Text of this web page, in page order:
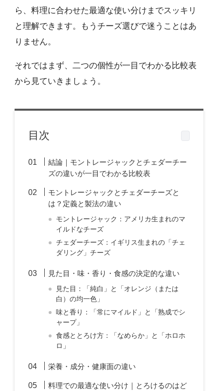
ら、料理に合わせた最適な使い分けまでスッキリ
と理解できます。もうチーズ選びで迷うことはあ
りません。
それではまず、二つの個性が一目でわかる比較表
から見ていきましょう。
目次
結論｜モントレージャックとチェダーチー
ズの違いが一目でわかる比較表
モントレージャックとチェダーチーズと
は？定義と製法の違い
モントレージャック：アメリカ生まれのマ
イルドなチーズ
チェダーチーズ：イギリス生まれの「チェ
ダリング」チーズ
見た目・味・香り・食感の決定的な違い
見た目：「純白」と「オレンジ（または
白）の均一色」
味と香り：「常にマイルド」と「熟成でシ
ャープ」
食感ととろけ方：「なめらか」と「ホロホ
ロ」
栄養・成分・健康面の違い
料理での最適な使い分け｜とろけるのはど